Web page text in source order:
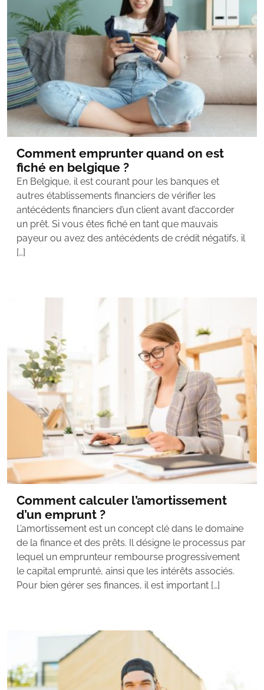
Comment emprunter quand on est
fiché en belgique ?
En Belgique, il est courant pour les banques et
autres établissements financiers de vérifier les
antécédents financiers d’un client avant d’accorder
un prêt. Si vous êtes fiché en tant que mauvais
payeur ou avez des antécédents de crédit négatifs, il
[…]
Comment calculer l’amortissement
d’un emprunt ?
L’amortissement est un concept clé dans le domaine
de la finance et des prêts. Il désigne le processus par
lequel un emprunteur rembourse progressivement
le capital emprunté, ainsi que les intérêts associés.
Pour bien gérer ses finances, il est important […]